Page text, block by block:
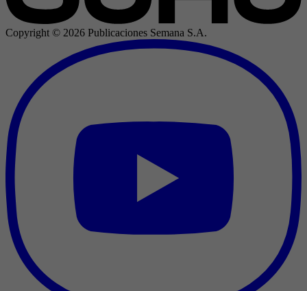
Copyright © 2026 Publicaciones Semana S.A.